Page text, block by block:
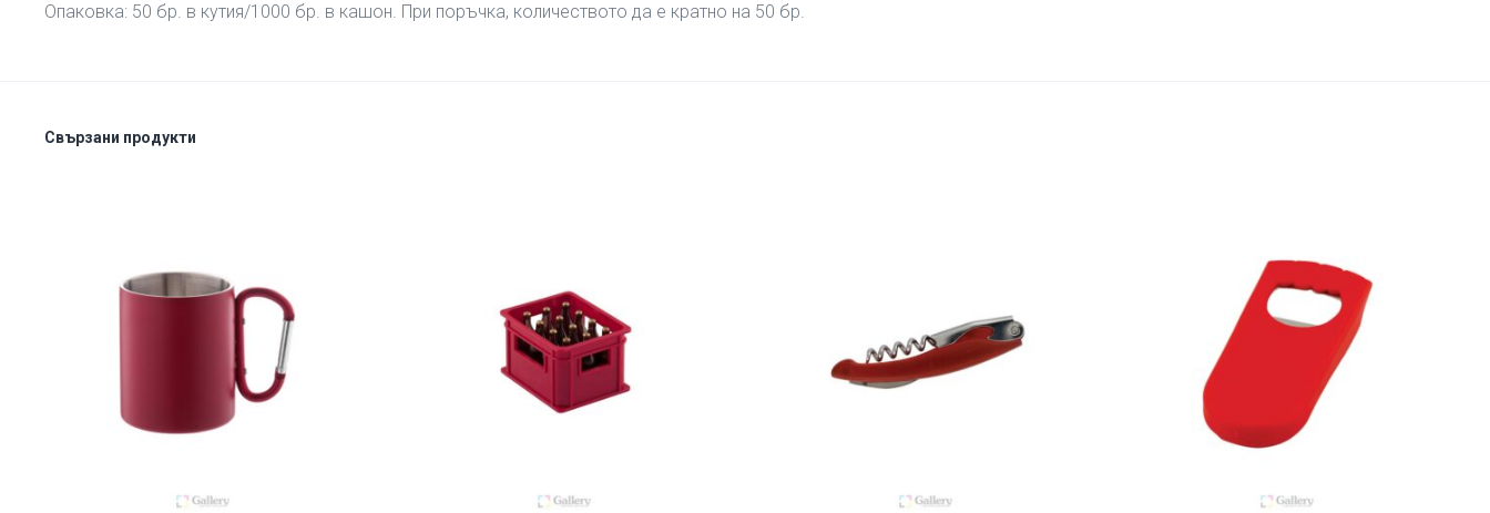
Опаковка: 50 бр. в кутия/1000 бр. в кашон. При поръчка, количеството да е кратно на 50 бр.
Свързани продукти